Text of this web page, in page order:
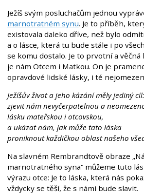
Ježíš svým posluchačům jednou
marnotratném synu. Je to příběh,
existovala daleko dříve, než bylo
a o lásce, která tu bude stále i po
se komu dostalo. Je to prvotní a
je nám Otcem i Matkou. On je
opravdové lidské lásky, i té
Ježíšův život a jeho kázání měly jediný cíl:
zjevit nám nevyčerpatelnou a
lásku mateřskou i otcovskou,
a ukázat nám, jak může tato láska
proniknout každičkou oblast našeho
Na slavném Rembrandtově obraze
marnotratného syna“ můžeme tuto
výrazu otce: Je to láska, která nás
vždycky se těší, že s námi bude slavit.